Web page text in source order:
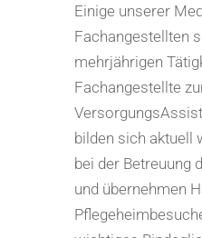
Einige unserer
Fachangestellten
mehrjährigen
Fachangestellte
bilden sich aktuell
bei der Betreuung
und übernehmen